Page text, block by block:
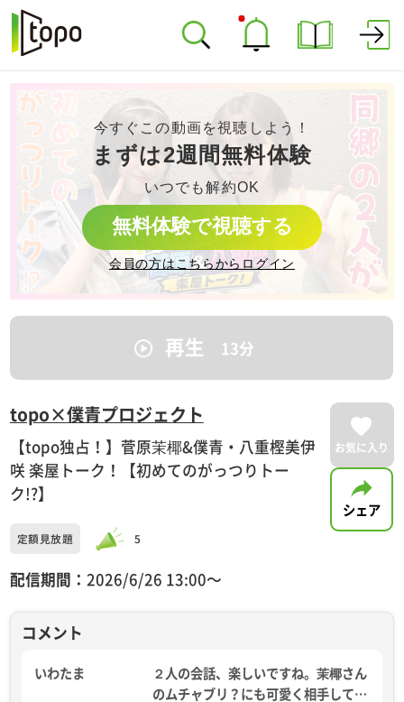
今すぐこの動画を視聴しよう！
まずは2週間無料体験
いつでも解約OK
無料体験で視聴する
会員の方はこちらからログイン
再生 13分
topo×僕青プロジェクト
【topo独占！】菅原茉椰&僕青・八重樫美伊
咲 楽屋トーク！【初めてのがっつりトー
ク!?】
定額見放題 5
配信期間： 2026/6/26 13:00〜
お気に入り
シェア
コメント
いわたま
２人の会話、楽しいですね。茉椰さん
のムチャブリ？にも可愛く相手してく